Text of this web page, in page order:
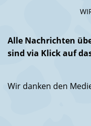
Alle Nachrichten
sind via Klick auf
Wir danken den